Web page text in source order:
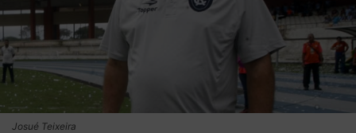
Josué Teixeira